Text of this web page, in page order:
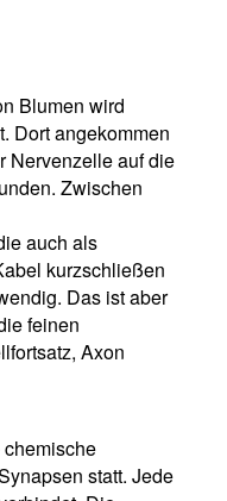
Blumen wird
Dort angekommen
Nervenzelle auf die
Zwischen
auch als
kurzschließen
Das ist aber
feinen
Axon
statt. Jede